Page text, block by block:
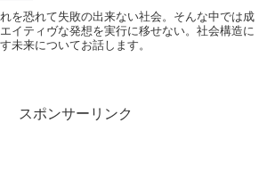
を恐れて失敗の出来ない社会。そんな中では成
イティヴな発想を実行に移せない。社会構造に
未来についてお話します。
スポンサーリンク